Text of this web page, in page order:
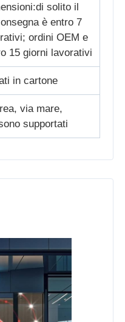
solito il
è entro 7
ordini OEM e
15 giorni lavorativi
in cartone
via mare,
supportati